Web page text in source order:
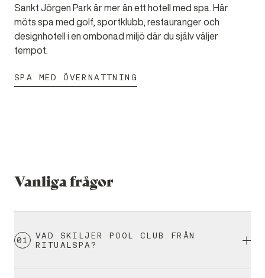
Sankt Jörgen Park är mer än ett hotell med spa. Här
möts spa med golf, sportklubb, restauranger och
designhotell i en ombonad miljö där du själv väljer
tempot.
SPA MED ÖVERNATTNING
Vanliga frågor
01
VAD SKILJER POOL CLUB FRÅN
RITUALSPA?